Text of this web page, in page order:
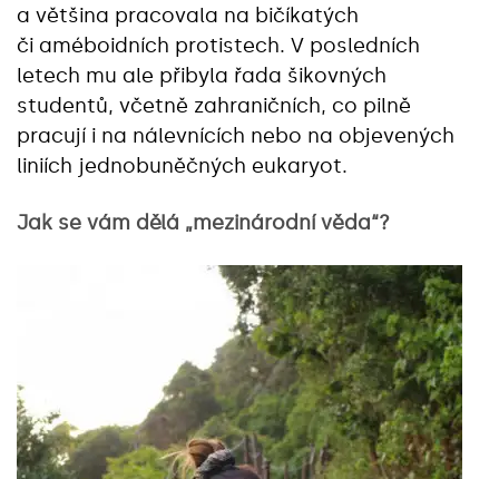
a většina pracovala na bičíkatých
či améboidních protistech. V posledních
letech mu ale přibyla řada šikovných
studentů, včetně zahraničních, co pilně
pracují i na nálevnících nebo na objevených
liniích jednobuněčných eukaryot.
Jak se vám dělá „mezinárodní věda“?